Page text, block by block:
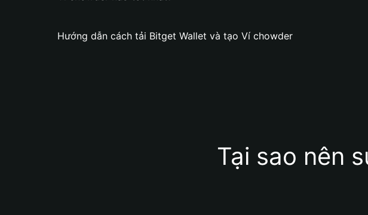
Hướng dẫn cách tải Bitget Wallet và tạo Ví chowder
Tại sao nên